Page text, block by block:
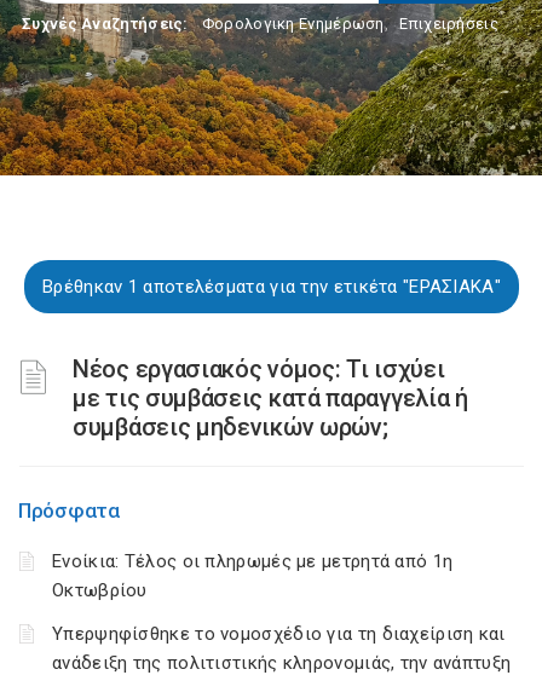
Συχνές Αναζητήσεις: Φορολογικη Ενημέρωση, Επιχειρήσεις
Βρέθηκαν 1 αποτελέσματα για την ετικέτα "ΕΡΑΣΙΑΚΑ"
Νέος εργασιακός νόμος: Τι ισχύει
με τις συμβάσεις κατά παραγγελία ή
συμβάσεις μηδενικών ωρών;
Πρόσφατα
Ενοίκια: Τέλος οι πληρωμές με μετρητά από 1η
Οκτωβρίου
Υπερψηφίσθηκε το νομοσχέδιο για τη διαχείριση και
ανάδειξη της πολιτιστικής κληρονομιάς, την ανάπτυξη